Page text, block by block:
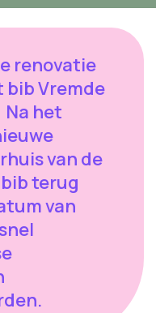
renovatie
bib Vremde
het
van de
terug
van